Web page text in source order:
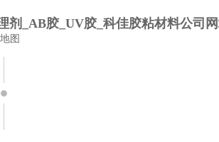
剂_AB胶_UV胶_科佳胶粘材料公司
图